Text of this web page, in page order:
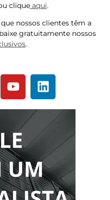
cliqueaqui.
nossos clientes têm a
gratuitamente nossos
.